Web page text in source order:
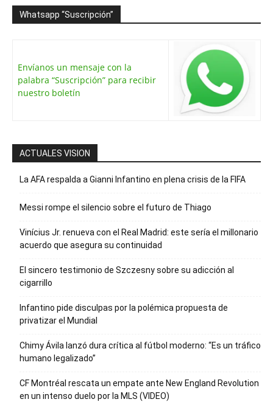
Whatsapp “Suscripción”
Envíanos un mensaje con la
palabra “Suscripción” para recibir
nuestro boletín
ACTUALES VISION
La AFA respalda a Gianni Infantino en plena crisis de la FIFA
Messi rompe el silencio sobre el futuro de Thiago
Vinícius Jr. renueva con el Real Madrid: este sería el millonario
acuerdo que asegura su continuidad
El sincero testimonio de Szczesny sobre su adicción al
cigarrillo
Infantino pide disculpas por la polémica propuesta de
privatizar el Mundial
Chimy Ávila lanzó dura crítica al fútbol moderno: “Es un tráfico
humano legalizado”
CF Montréal rescata un empate ante New England Revolution
en un intenso duelo por la MLS (VIDEO)